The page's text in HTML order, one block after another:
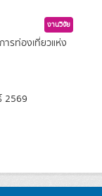
งานวิจัย
รท่องเที่ยวแห่ง
2569